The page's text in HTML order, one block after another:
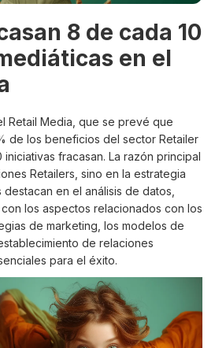
8 de cada 10
en el
Retail Media, que se prevé que
de los beneficios del sector Retailer
fracasan. La razón principal
Retailers, sino en la estrategia
en el análisis de datos,
los aspectos relacionados con los
de marketing, los modelos de
de relaciones
para el éxito.